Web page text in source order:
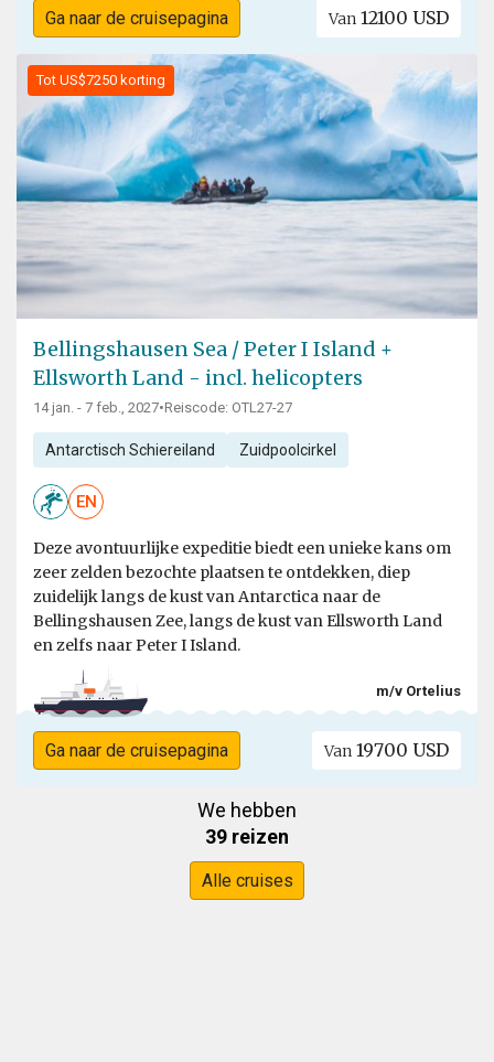
Ga naar de cruisepagina Van 12100 USD
Tot US$7250 korting
Bellingshausen Sea / Peter I Island +
Ellsworth Land - incl. helicopters
14 jan. - 7 feb., 2027•Reiscode: OTL27-27
Antarctisch Schiereiland Zuidpoolcirkel
EN
Deze avontuurlijke expeditie biedt een unieke kans om
zeer zelden bezochte plaatsen te ontdekken, diep
zuidelijk langs de kust van Antarctica naar de
Bellingshausen Zee, langs de kust van Ellsworth Land
en zelfs naar Peter I Island.
m/v Ortelius
Ga naar de cruisepagina Van 19700 USD
We hebben
39 reizen
Alle cruises